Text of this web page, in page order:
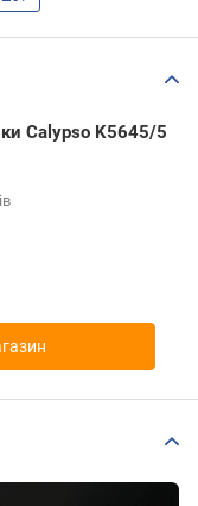
Calypso K5645/5